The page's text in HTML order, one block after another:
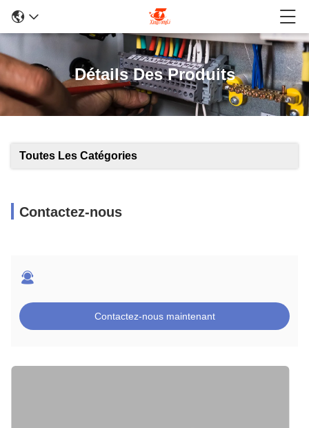
Détails Des Produits
Toutes Les Catégories
Contactez-nous
Contactez-nous maintenant